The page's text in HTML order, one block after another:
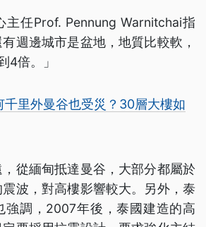
主任Prof. Pennung Warnitchai指
週邊城市是盆地，地質比較軟，
4倍。」
千里外曼谷也受災？30層大樓如
從緬甸抵達曼谷，大部分都屬於
波，對高樓影響較大。另外，泰
強調，2007年後，泰國建造的高